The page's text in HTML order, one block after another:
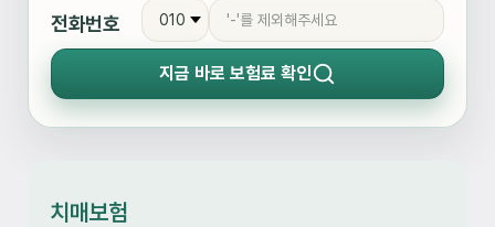
전화번호
지금 바로 보험료 확인
치매보험